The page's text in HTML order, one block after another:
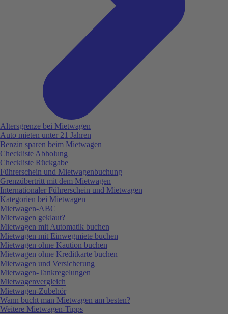
Altersgrenze bei Mietwagen
Auto mieten unter 21 Jahren
Benzin sparen beim Mietwagen
Checkliste Abholung
Checkliste Rückgabe
Führerschein und Mietwagenbuchung
Grenzübertritt mit dem Mietwagen
Internationaler Führerschein und Mietwagen
Kategorien bei Mietwagen
Mietwagen-ABC
Mietwagen geklaut?
Mietwagen mit Automatik buchen
Mietwagen mit Einwegmiete buchen
Mietwagen ohne Kaution buchen
Mietwagen ohne Kreditkarte buchen
Mietwagen und Versicherung
Mietwagen-Tankregelungen
Mietwagenvergleich
Mietwagen-Zubehör
Wann bucht man Mietwagen am besten?
Weitere Mietwagen-Tipps